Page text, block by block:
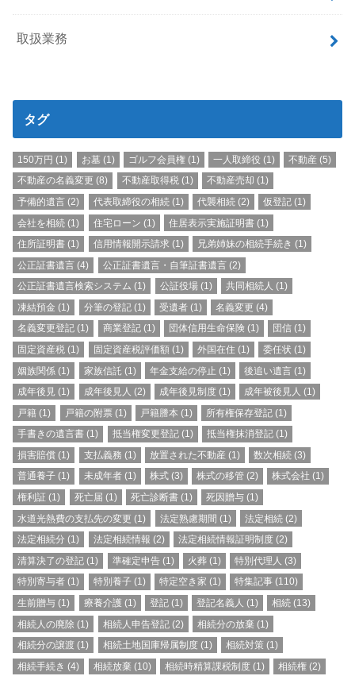
取扱業務
タグ
150万円 (1) お墓 (1) ゴルフ会員権(1) 一人取締役 (1) 不動産 (5)
不動産の名義変更 (8) 不動産取得税(1) 不動産売却 (1)
予備的遺言 (2) 代表取締役の相続(1) 代襲相続(2) 仮登記 (1)
会社を相続 (1) 住宅ローン (1) 住居表示実施証明書(1)
住所証明書 (1) 信用情報開示請求 (1) 兄弟姉妹の相続手続き (1)
公正証書遺言 (4) 公正証書遺言・自筆証書遺言(2)
公正証書遺言検索システム (1) 公証役場(1) 共同相続人 (1)
凍結預金 (1) 分筆の登記(1) 受遺者(1) 名義変更 (4)
名義変更登記 (1) 商業登記(1) 団体信用生命保険 (1) 団信 (1)
固定資産税 (1) 固定資産税評価額(1) 外国在住 (1) 委任状 (1)
姻族関係 (1) 家族信託 (1) 年金支給の停止 (1) 後追い遺言 (1)
成年後見 (1) 成年後見人 (2) 成年後見制度(1) 成年被後見人 (1)
戸籍 (1) 戸籍の附票(1) 戸籍謄本 (1) 所有権保存登記 (1)
手書きの遺言書 (1) 抵当権変更登記(1) 抵当権抹消登記(1)
損害賠償 (1) 支払義務 (1) 放置された不動産(1) 数次相続 (3)
普通養子 (1) 未成年者(1) 株式(3) 株式の移管 (2) 株式会社 (1)
権利証 (1) 死亡届 (1) 死亡診断書(1) 死因贈与 (1)
水道光熱費の支払先の変更 (1) 法定熟慮期間 (1) 法定相続(2)
法定相続分 (1) 法定相続情報 (2) 法定相続情報証明制度(2)
清算決了の登記 (1) 準確定申告(1) 火葬(1) 特別代理人 (3)
特別寄与者 (1) 特別養子(1) 特定空き家 (1) 特集記事 (110)
生前贈与 (1) 療養介護 (1) 登記(1) 登記名義人 (1) 相続 (13)
相続人の廃除 (1) 相続人申告登記(2) 相続分の放棄 (1)
相続分の譲渡 (1) 相続土地国庫帰属制度(1) 相続対策(1)
相続手続き (4) 相続放棄 (10) 相続時精算課税制度(1) 相続権 (2)